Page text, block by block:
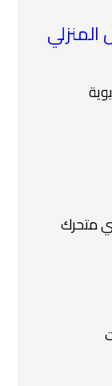
متحرك